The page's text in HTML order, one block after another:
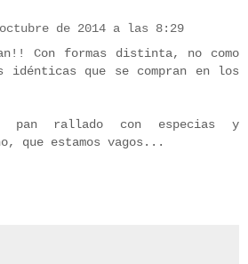
de 2014 a las 8:29
Con formas distinta, no como
idénticas que se compran en los
pan rallado con especias y
que estamos vagos...